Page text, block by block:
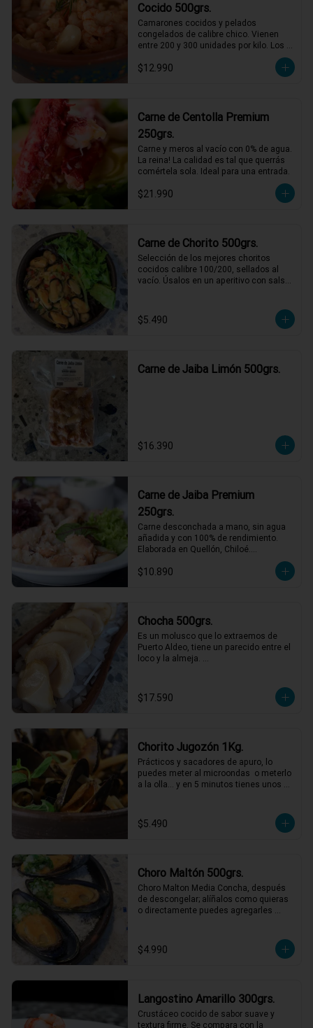
Cocido 500grs.
Camarones cocidos y pelados
congelados de calibre chico. Vienen
entre 200 y 300 unidades por kilo. Los
sabor incomparable. Perfectos para
acompañamientos, salsas y rellenos.
$12.990
Carne de Centolla Premium
250grs.
Carne y meros al vacío con 0% de agua.
La reina! La calidad es tal que querrás
comértela sola. Ideal para una entrada.
$21.990
Carne de Chorito 500grs.
Selección de los mejores choritos
cocidos calibre 100/200, sellados al
vacío. Úsalos en un aperitivo con salsa
$5.490
Carne de Jaiba Limón 500grs.
$16.390
Carne de Jaiba Premium
250grs.
Carne desconchada a mano, sin agua
añadida y con 100% de rendimiento.
Elaborada en Quellón, Chiloé.
palta rellena o canapés.
$10.890
Chocha 500grs.
Es un molusco que lo extraemos de
Puerto Aldeo, tiene un parecido entre el
loco y la almeja.
comerlo crudo en ceviches, tiraditos o
simplemente  aliñado con limón, aceite
$17.590
Chorito Jugozón 1Kg.
Prácticos y sacadores de apuro, lo
puedes meter al microondas  o meterlo
a la olla… y en 5 minutos tienes unos
$5.490
Choro Maltón 500grs.
Choro Malton Media Concha, después
de descongelar; alíñalos como quieras
o directamente puedes agregarles
$4.990
Langostino Amarillo 300grs.
Crustáceo cocido de sabor suave y
textura firme. Se compara con la